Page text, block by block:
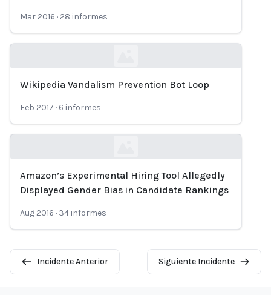
Mar 2016 · 28 informes
Loading...
Wikipedia Vandalism Prevention Bot Loop
Feb 2017 · 6 informes
Loading...
Amazon’s Experimental Hiring Tool Allegedly
Displayed Gender Bias in Candidate Rankings
Aug 2016 · 34 informes
Incidente Anterior Siguiente Incidente